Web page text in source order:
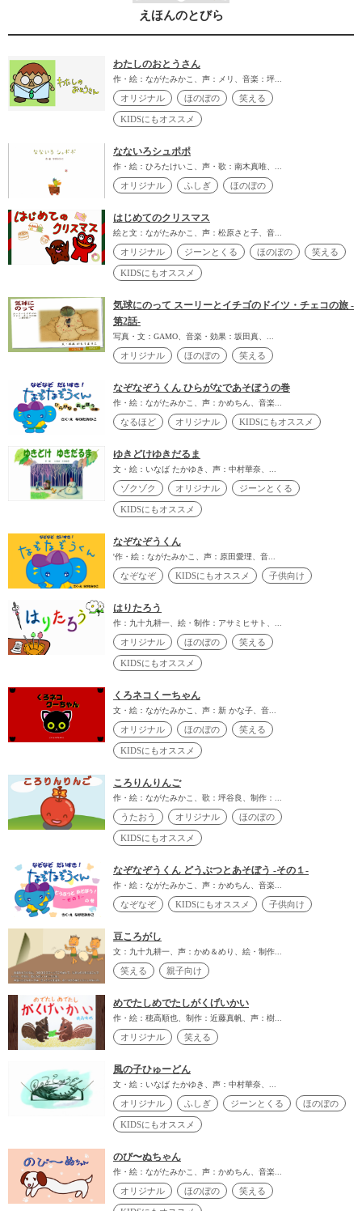
えほんのとびら
わたしのおとうさん
作・絵：ながたみかこ、声：メリ、音楽：坪...
オリジナル ほのぼの 笑える
KIDSにもオススメ
なないろシュポポ
作・絵：ひろたけいこ、声・歌：南木真唯、...
オリジナル ふしぎ ほのぼの
はじめてのクリスマス
絵と文：ながたみかこ、声：松原さと子、音...
オリジナル ジーンとくる ほのぼの 笑える
KIDSにもオススメ
気球にのって スーリーとイチゴのドイツ・チェコの旅 -
第2話-
写真・文：GAMO、音楽・効果：坂田真、...
オリジナル ほのぼの 笑える
なぞなぞうくん ひらがなであそぼうの巻
作・絵：ながたみかこ、声：かめちん、音楽...
なるほど オリジナル KIDSにもオススメ
ゆきどけゆきだるま
文・絵：いなば たかゆき、声：中村華奈、...
ゾクゾク オリジナル ジーンとくる
KIDSにもオススメ
なぞなぞうくん
'作・絵：ながたみかこ、声：原田愛理、音...
なぞなぞ KIDSにもオススメ 子供向け
はりたろう
作：九十九耕一、絵・制作：アサミヒサト、...
オリジナル ほのぼの 笑える
KIDSにもオススメ
くろネコくーちゃん
文・絵：ながたみかこ、声：新 かな子、音...
オリジナル ほのぼの 笑える
KIDSにもオススメ
ころりんりんご
作・絵：ながたみかこ、歌：坪谷良、制作：...
うたおう オリジナル ほのぼの
KIDSにもオススメ
なぞなぞうくん どうぶつとあそぼう -その１-
作・絵：ながたみかこ、声：かめちん、音楽...
なぞなぞ KIDSにもオススメ 子供向け
豆ころがし
文：九十九耕一、声：かめ＆めり、絵・制作...
笑える 親子向け
めでたしめでたしがくげいかい
作・絵：穂高順也、制作：近藤真帆、声：樹...
オリジナル 笑える
風の子ひゅーどん
文・絵：いなば たかゆき、声：中村華奈、...
オリジナル ふしぎ ジーンとくる ほのぼの
KIDSにもオススメ
のび〜ぬちゃん
作・絵：ながたみかこ、声：かめちん、音楽...
オリジナル ほのぼの 笑える